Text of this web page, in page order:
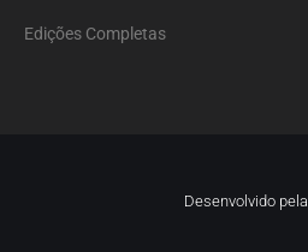
Edições Completas
Desenvolvido pela